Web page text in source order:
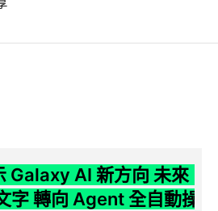
Galaxy AI 新方向 未來
字 轉向 Agent 全自動操